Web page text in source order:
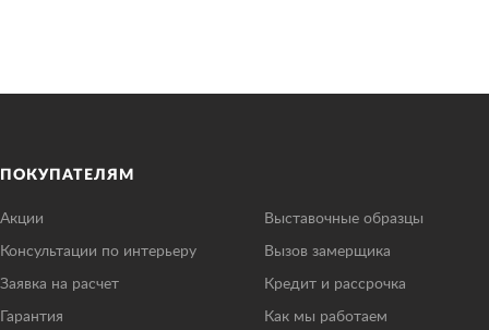
ПОКУПАТЕЛЯМ
Акции Выставочные образцы
Консультации по интерьеру Вызов замерщика
Заявка на расчет Кредит и рассрочка
Гарантия Как мы работаем